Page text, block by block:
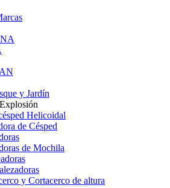
y Jardín
Helicoidal
de Césped
de Mochila
y Cortacerco de altura